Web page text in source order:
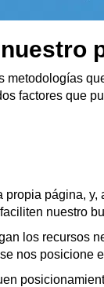
factores que
página,
nuestro
los recursos
nos posicione